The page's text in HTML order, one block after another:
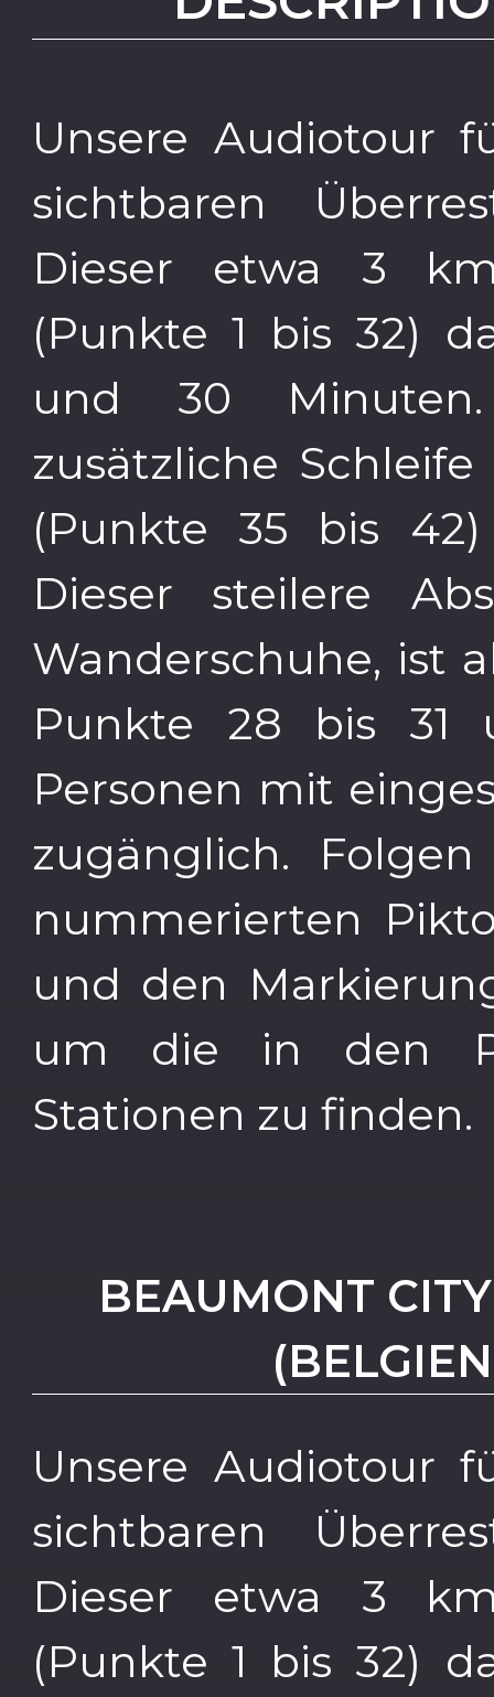
Unsere Audiotour
sichtbaren
Dieser etwa 3
(Punkte 1 bis 32)
und 30
zusätzliche
(Punkte 35 bis
Dieser steilere
Wanderschuhe, ist
Punkte 28 bis 31
Personen mit
zugänglich.
nummerierten
und den
um die in den
Stationen zu finden.
BEAUMONT
Unsere Audiotour
sichtbaren
Dieser etwa 3
(Punkte 1 bis 32)